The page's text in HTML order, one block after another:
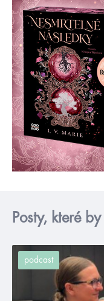
Posty, které
podcast